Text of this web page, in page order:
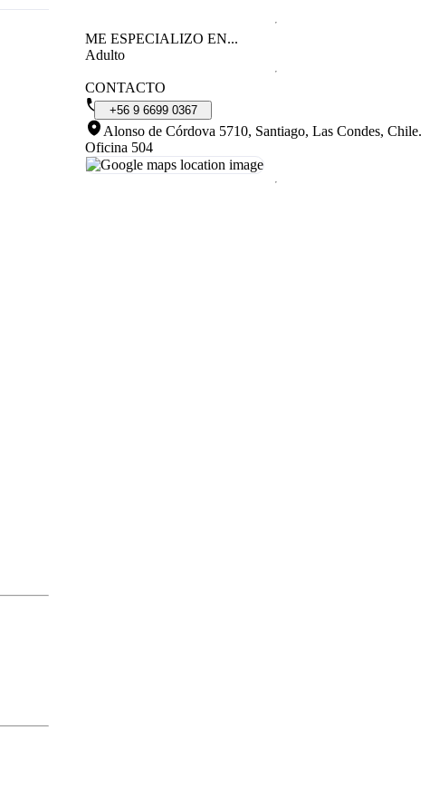
ME ESPECIALIZO EN...
Adulto
CONTACTO
+56 9 6699 0367
Alonso de Córdova 5710, Santiago, Las Condes, Chile.
Oficina 504